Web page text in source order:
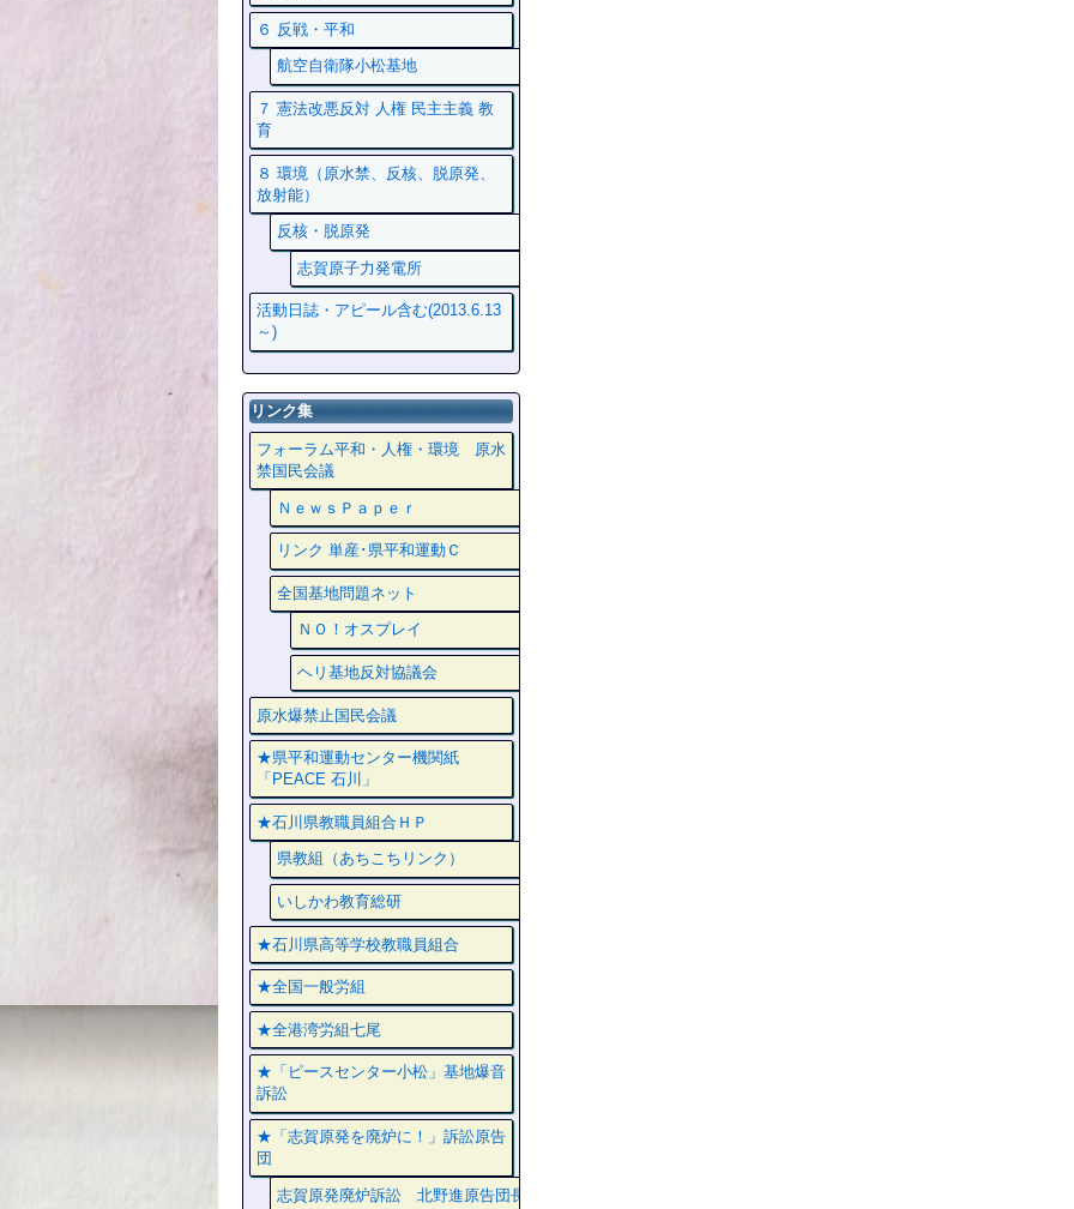
６ 反戦・平和
航空自衛隊小松基地
７ 憲法改悪反対 人権 民主主義 教
育
８ 環境（原水禁、反核、脱原発、
放射能）
反核・脱原発
志賀原子力発電所
活動日誌・アピール含む(2013.6.13
～)
リンク集
フォーラム平和・人権・環境 原水
禁国民会議
ＮｅｗｓＰａｐｅｒ
リンク 単産･県平和運動Ｃ
全国基地問題ネット
ＮＯ！オスプレイ
ヘリ基地反対協議会
原水爆禁止国民会議
★県平和運動センター機関紙
「PEACE 石川」
★石川県教職員組合ＨＰ
県教組（あちこちリンク）
いしかわ教育総研
★石川県高等学校教職員組合
★全国一般労組
★全港湾労組七尾
★「ピースセンター小松」基地爆音
訴訟
★「志賀原発を廃炉に！」訴訟原告
団
志賀原発廃炉訴訟 北野進原告団長